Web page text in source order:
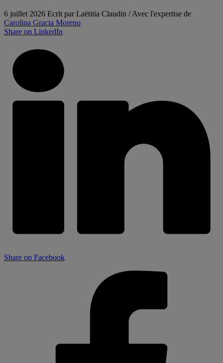
6 juillet 2026 Ecrit par Laëtitia Claudin / Avec l'expertise de
Carolina Gracia Moreno
Share on LinkedIn
Share on Facebook